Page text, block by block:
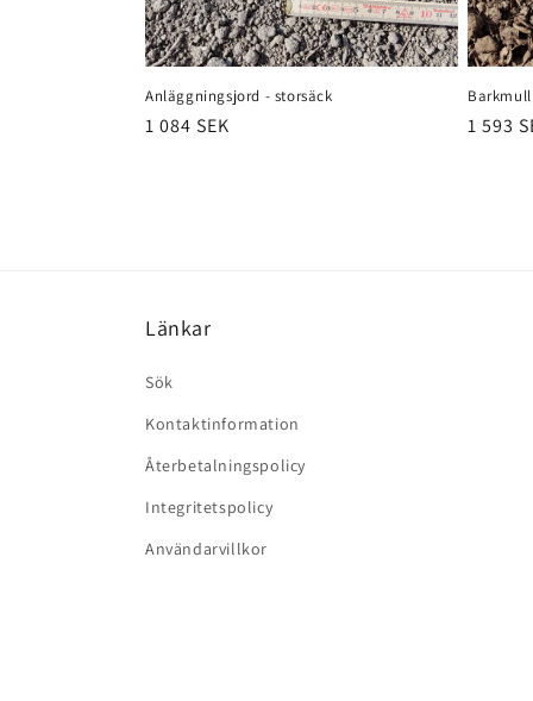
Anläggningsjord - storsäck
Ordinarie
1 084 SEK 1 593
Länkar
Sök
Kontaktinformation
Återbetalningspolicy
Integritetspolicy
Användarvillkor